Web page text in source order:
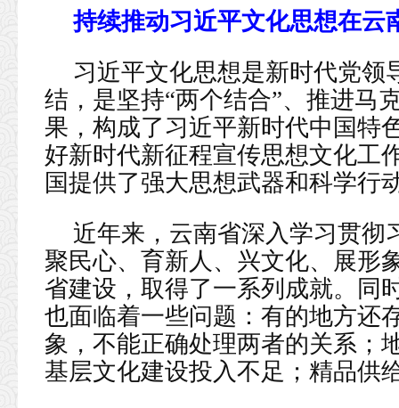
持续推动习近平文化思想在云
习近平文化思想是新时代党领
结，是坚持“两个结合”、推进马
果，构成了习近平新时代中国特
好新时代新征程宣传思想文化工
国提供了强大思想武器和科学行
近年来，云南省深入学习贯彻
聚民心、育新人、兴文化、展形
省建设，取得了一系列成就。同
也面临着一些问题：有的地方还
象，不能正确处理两者的关系；
基层文化建设投入不足；精品供